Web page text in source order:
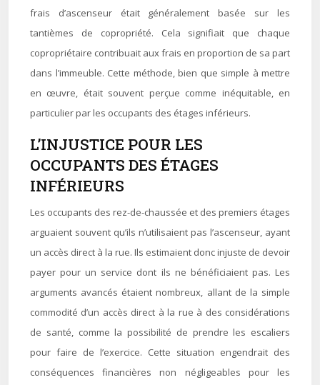
frais d’ascenseur était généralement basée sur les
tantièmes de copropriété. Cela signifiait que chaque
copropriétaire contribuait aux frais en proportion de sa part
dans l’immeuble. Cette méthode, bien que simple à mettre
en œuvre, était souvent perçue comme inéquitable, en
particulier par les occupants des étages inférieurs.
L’INJUSTICE POUR LES
OCCUPANTS DES ÉTAGES
INFÉRIEURS
Les occupants des rez-de-chaussée et des premiers étages
arguaient souvent qu’ils n’utilisaient pas l’ascenseur, ayant
un accès direct à la rue. Ils estimaient donc injuste de devoir
payer pour un service dont ils ne bénéficiaient pas. Les
arguments avancés étaient nombreux, allant de la simple
commodité d’un accès direct à la rue à des considérations
de santé, comme la possibilité de prendre les escaliers
pour faire de l’exercice. Cette situation engendrait des
conséquences financières non négligeables pour les